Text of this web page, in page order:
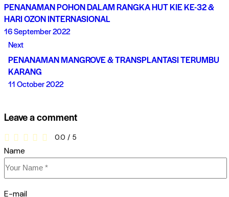
PENANAMAN POHON DALAM RANGKA HUT KIE KE-32 &
HARI OZON INTERNASIONAL
16 September 2022
Next
PENANAMAN MANGROVE & TRANSPLANTASI TERUMBU
KARANG
11 October 2022
Leave a comment
0.0 / 5
Name
E-mail